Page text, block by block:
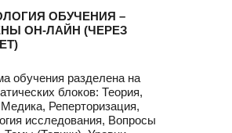
ОБУЧЕНИЯ –
ОН-ЛАЙН (ЧЕРЕЗ
обучения разделена на
блоков: Теория,
Реперторизация,
исследования, Вопросы